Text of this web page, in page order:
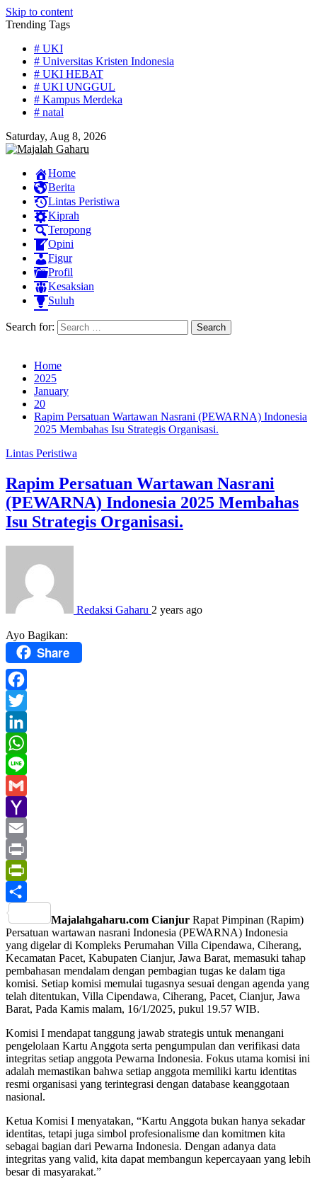
Skip to content
Trending Tags
# UKI
# Universitas Kristen Indonesia
# UKI HEBAT
# UKI UNGGUL
# Kampus Merdeka
# natal
Saturday, Aug 8, 2026
Home
Berita
Lintas Peristiwa
Kiprah
Teropong
Opini
Figur
Profil
Kesaksian
Suluh
Search for:
Home
2025
January
20
Rapim Persatuan Wartawan Nasrani (PEWARNA) Indonesia
2025 Membahas Isu Strategis Organisasi.
Lintas Peristiwa
Rapim Persatuan Wartawan Nasrani
(PEWARNA) Indonesia 2025 Membahas
Isu Strategis Organisasi.
Redaksi Gaharu 2 years ago
Ayo Bagikan:
Share
Facebook
Twitter
LinkedIn
WhatsApp
Line
Gmail
Yahoo
Mail
Email
Print
PrintFriendly
Share
Majalahgaharu.com Cianjur Rapat Pimpinan (Rapim)
Persatuan wartawan nasrani Indonesia (PEWARNA) Indonesia
yang digelar di Kompleks Perumahan Villa Cipendawa, Ciherang,
Kecamatan Pacet, Kabupaten Cianjur, Jawa Barat, memasuki tahap
pembahasan mendalam dengan pembagian tugas ke dalam tiga
komisi. Setiap komisi memulai tugasnya sesuai dengan agenda yang
telah ditentukan, Villa Cipendawa, Ciherang, Pacet, Cianjur, Jawa
Barat, Pada Kamis malam, 16/1/2025, pukul 19.57 WIB.
Komisi I mendapat tanggung jawab strategis untuk menangani
pengelolaan Kartu Anggota serta pengumpulan dan verifikasi data
integritas setiap anggota Pewarna Indonesia. Fokus utama komisi ini
adalah memastikan bahwa setiap anggota memiliki kartu identitas
resmi organisasi yang terintegrasi dengan database keanggotaan
nasional.
Ketua Komisi I menyatakan, “Kartu Anggota bukan hanya sekadar
identitas, tetapi juga simbol profesionalisme dan komitmen kita
sebagai bagian dari Pewarna Indonesia. Dengan adanya data
integritas yang valid, kita dapat membangun kepercayaan yang lebih
besar di masyarakat.”